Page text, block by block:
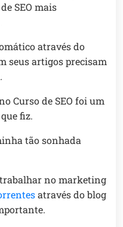
SEO mais
através do
seus artigos precisam
Curso de SEO foi um
fiz.
tão sonhada
trabalhar no marketing
através do blog